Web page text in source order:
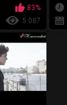
83%
5 087